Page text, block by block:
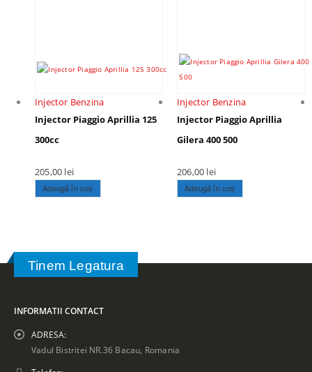
Injector Benzina
Injector Piaggio Aprillia 125
300cc
205,00 lei
Adaugă în coș
Injector Benzina
Injector Piaggio Aprillia
Gilera 400 500
206,00 lei
Adaugă în coș
Tinem Legatura
INFORMATII CONTACT
ADRESA:
Vadul Bistritei NR.36 Bacau, Romania